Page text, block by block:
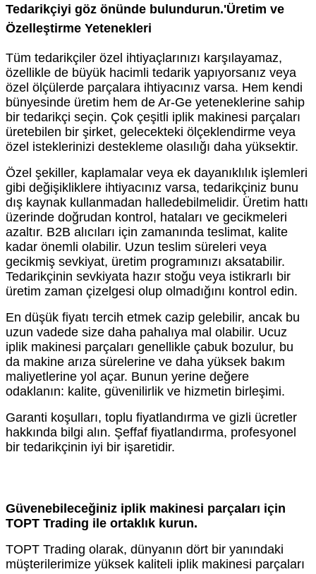
Tedarikçiyi göz önünde bulundurun.'Üretim ve
Özelleştirme Yetenekleri
Tüm tedarikçiler özel ihtiyaçlarınızı karşılayamaz,
özellikle de büyük hacimli tedarik yapıyorsanız veya
özel ölçülerde parçalara ihtiyacınız varsa. Hem kendi
bünyesinde üretim hem de Ar-Ge yeteneklerine sahip
bir tedarikçi seçin. Çok çeşitli iplik makinesi parçaları
üretebilen bir şirket, gelecekteki ölçeklendirme veya
özel isteklerinizi destekleme olasılığı daha yüksektir.
Özel şekiller, kaplamalar veya ek dayanıklılık işlemleri
gibi değişikliklere ihtiyacınız varsa, tedarikçiniz bunu
dış kaynak kullanmadan halledebilmelidir. Üretim hattı
üzerinde doğrudan kontrol, hataları ve gecikmeleri
azaltır. B2B alıcıları için zamanında teslimat, kalite
kadar önemli olabilir. Uzun teslim süreleri veya
gecikmiş sevkiyat, üretim programınızı aksatabilir.
Tedarikçinin sevkiyata hazır stoğu veya istikrarlı bir
üretim zaman çizelgesi olup olmadığını kontrol edin.
En düşük fiyatı tercih etmek cazip gelebilir, ancak bu
uzun vadede size daha pahalıya mal olabilir. Ucuz
iplik makinesi parçaları genellikle çabuk bozulur, bu
da makine arıza sürelerine ve daha yüksek bakım
maliyetlerine yol açar. Bunun yerine değere
odaklanın: kalite, güvenilirlik ve hizmetin birleşimi.
Garanti koşulları, toplu fiyatlandırma ve gizli ücretler
hakkında bilgi alın. Şeffaf fiyatlandırma, profesyonel
bir tedarikçinin iyi bir işaretidir.
Güvenebileceğiniz iplik makinesi parçaları için
TOPT Trading ile ortaklık kurun.
TOPT Trading olarak, dünyanın dört bir yanındaki
müşterilerimize yüksek kaliteli iplik makinesi parçaları